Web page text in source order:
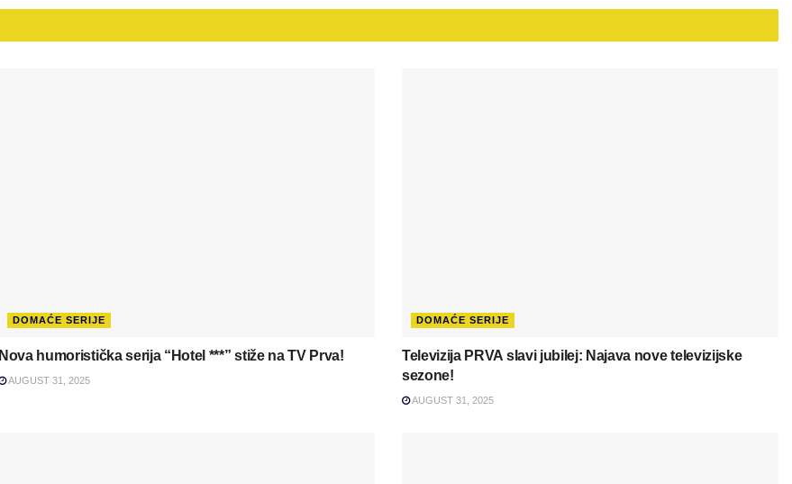
DOMAĆE SERIJE
Nova humoristička serija “Hotel ***” stiže na TV Prva!
AUGUST 31, 2025
DOMAĆE SERIJE
Televizija PRVA slavi jubilej: Najava nove televizijske
sezone!
AUGUST 31, 2025